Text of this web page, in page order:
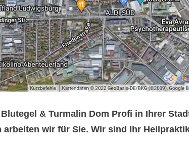
Blutegel & Turmalin Dom Profi in Ihrer
arbeiten wir für Sie. Wir sind Ihr